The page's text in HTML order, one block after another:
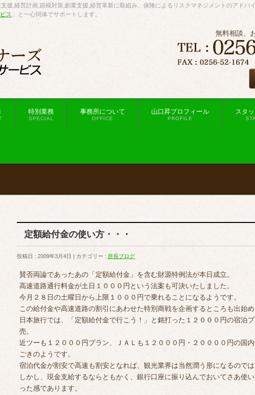
援,経営計画,節税対策,創業支援,経営革新に取組み、保険によるリスクマネジメントのアドバイ
ス 」と一心同体でサポートします。
無料相談、
特別業務
SPECIAL
事務所について
OFFICE
山口昇プロフィール
PROFILE
スタ
定額給付金の使い方・・・
投稿日 : 2009年3月4日 カテゴリー : 所長ブログ
賛否両論であったあの「定額給付金」を含む財源特例法が本日成立。
高速道路通行料金が土日１０００円という法案も可決いたしました。
今月２８日の土曜日から上限１０００円で乗れることになるようです。
この給付金や高速道路の割引にあわせた特別商戦を企画するところも出始め
日本旅行では、「定額給付金で行こう！」と銘打った１２０００円の宿泊
売。
近ツーも１２０００円プラン、ＪＡＬも１２０００円・２００００円の国
ごきのようです。
宿泊代金が割安で高速も割安となれば、観光業界は当然潤う形になるのでは
しかし、現金支給するならともかく、銀行口座に振り込んでおいてさあ使
った感であります。